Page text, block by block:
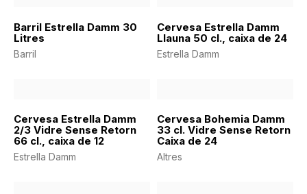
Barril Estrella Damm 30
Litres
Barril
Cervesa Estrella Damm
Llauna 50 cl., caixa de 24
Estrella Damm
Cervesa Estrella Damm
2/3 Vidre Sense Retorn
66 cl., caixa de 12
Estrella Damm
Cervesa Bohemia Damm
33 cl. Vidre Sense Retorn
Caixa de 24
Altres